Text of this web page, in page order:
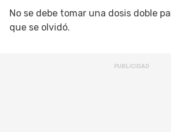
No se debe tomar una dosis doble
que se olvidó.